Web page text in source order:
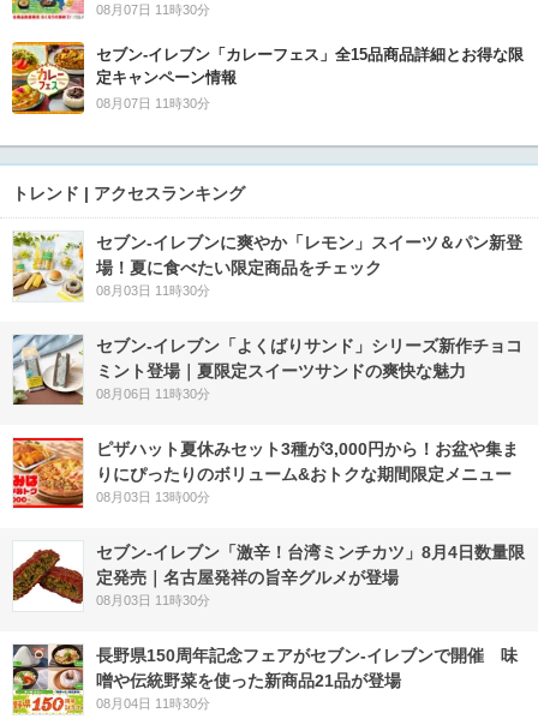
08月07日 11時30分
セブン‐イレブン「カレーフェス」全15品商品詳細とお得な限
定キャンペーン情報
08月07日 11時30分
トレンド | アクセスランキング
セブン‐イレブンに爽やか「レモン」スイーツ＆パン新登
場！夏に食べたい限定商品をチェック
08月03日 11時30分
セブン‐イレブン「よくばりサンド」シリーズ新作チョコ
ミント登場｜夏限定スイーツサンドの爽快な魅力
08月06日 11時30分
ピザハット夏休みセット3種が3,000円から！お盆や集ま
りにぴったりのボリューム&おトクな期間限定メニュー
08月03日 13時00分
セブン-イレブン「激辛！台湾ミンチカツ」8月4日数量限
定発売｜名古屋発祥の旨辛グルメが登場
08月03日 11時30分
長野県150周年記念フェアがセブン-イレブンで開催 味
噌や伝統野菜を使った新商品21品が登場
08月04日 11時30分